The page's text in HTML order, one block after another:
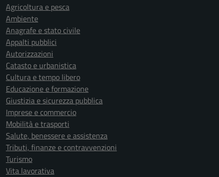
Agricoltura e pesca
Ambiente
Anagrafe e stato civile
Appalti pubblici
Autorizzazioni
Catasto e urbanistica
Cultura e tempo libero
Educazione e formazione
Giustizia e sicurezza pubblica
Imprese e commercio
Mobilità e trasporti
Salute, benessere e assistenza
Tributi, finanze e contravvenzioni
Turismo
Vita lavorativa